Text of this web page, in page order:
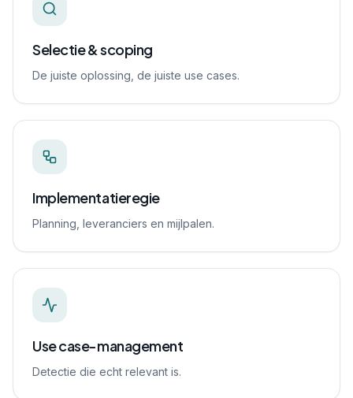
Selectie & scoping
De juiste oplossing, de juiste use cases.
Implementatieregie
Planning, leveranciers en mijlpalen.
Use case-management
Detectie die echt relevant is.